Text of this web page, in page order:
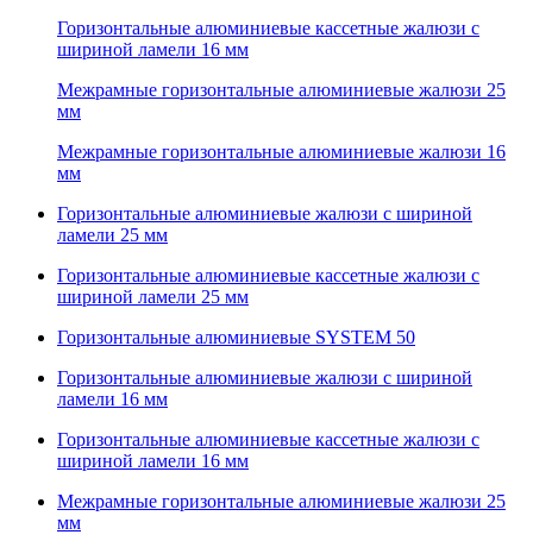
Горизонтальные алюминиевые кассетные жалюзи с
шириной ламели 16 мм
Межрамные горизонтальные алюминиевые жалюзи 25
мм
Межрамные горизонтальные алюминиевые жалюзи 16
мм
Горизонтальные алюминиевые жалюзи с шириной
ламели 25 мм
Горизонтальные алюминиевые кассетные жалюзи с
шириной ламели 25 мм
Горизонтальные алюминиевые SYSTEM 50
Горизонтальные алюминиевые жалюзи с шириной
ламели 16 мм
Горизонтальные алюминиевые кассетные жалюзи с
шириной ламели 16 мм
Межрамные горизонтальные алюминиевые жалюзи 25
мм